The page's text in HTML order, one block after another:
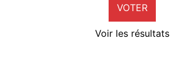
VOTER
Voir les résultats